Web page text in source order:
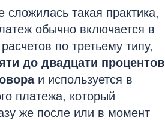
такая практика,
обычно включается в
по третьему типу,
до двадцати процентов
и используется в
платежа, который
же после или в момент